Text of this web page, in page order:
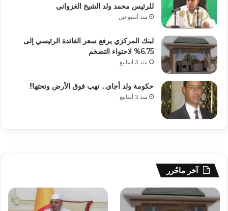
للرئيس محمد ولد الشيخ الغزواني
منذ أسبوعين
لبنك المركزي يرفع سعر الفائدة الرئيسي إلى
6.75% لاحتواء التضخم
منذ 3 أسابيع
حكومة ولد أجاي… نهب فوق الأرض وتحتها!!
منذ 3 أسابيع
آخر ماحُرر